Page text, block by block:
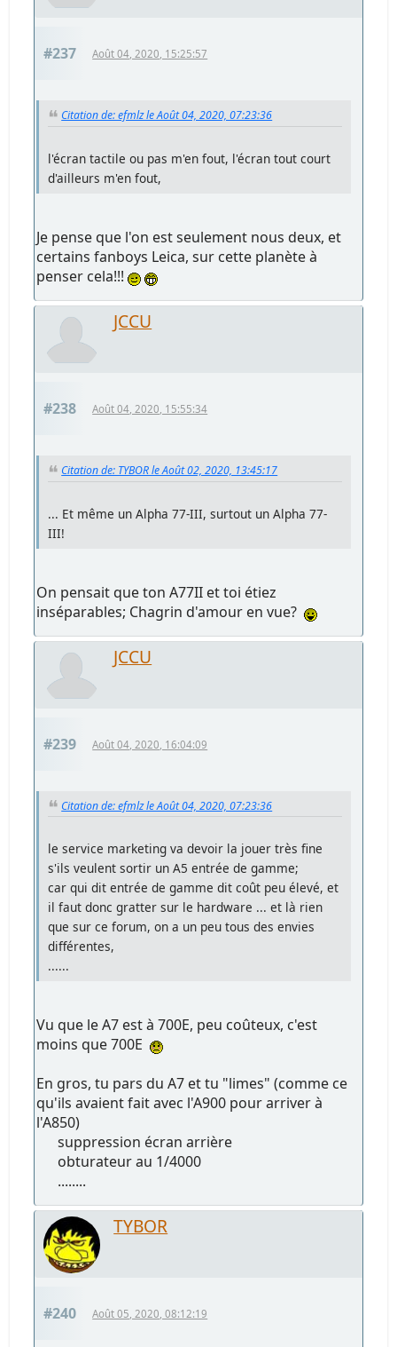
#237 Août 04, 2020, 15:25:57
Citation de: efmlz le Août 04, 2020, 07:23:36
l'écran tactile ou pas m'en fout, l'écran tout court
d'ailleurs m'en fout,
Je pense que l'on est seulement nous deux, et
certains fanboys Leica, sur cette planète à
penser cela!!!
JCCU
#238 Août 04, 2020, 15:55:34
Citation de: TYBOR le Août 02, 2020, 13:45:17
... Et même un Alpha 77-III, surtout un Alpha 77-
III!
On pensait que ton A77II et toi étiez
inséparables; Chagrin d'amour en vue?
JCCU
#239 Août 04, 2020, 16:04:09
Citation de: efmlz le Août 04, 2020, 07:23:36
le service marketing va devoir la jouer très fine
s'ils veulent sortir un A5 entrée de gamme;
car qui dit entrée de gamme dit coût peu élevé, et
il faut donc gratter sur le hardware ... et là rien
que sur ce forum, on a un peu tous des envies
différentes,
......
Vu que le A7 est à 700E, peu coûteux, c'est
moins que 700E
En gros, tu pars du A7 et tu "limes" (comme ce
qu'ils avaient fait avec l'A900 pour arriver à
l'A850)
suppression écran arrière
obturateur au 1/4000
........
TYBOR
#240 Août 05, 2020, 08:12:19